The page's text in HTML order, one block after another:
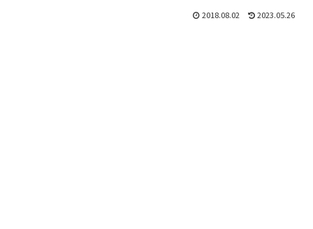
2018.08.02 2023.05.26